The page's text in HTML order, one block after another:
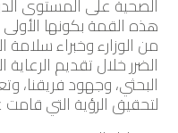
هذه القمة بكونها
من الوزارء وخبراء
الضرر خلال تقديم
البحثي، وجهود فريقنا،
لتحقيق الرؤية التي